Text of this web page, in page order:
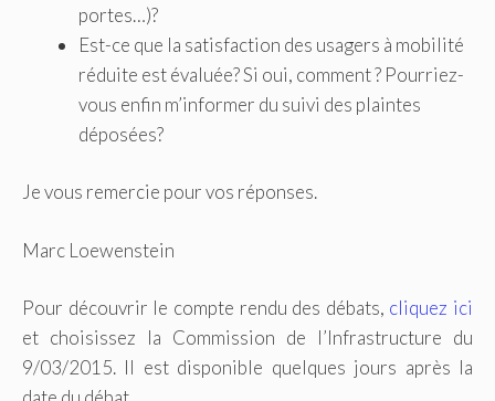
portes…)?
Est-ce que la satisfaction des usagers à mobilité
réduite est évaluée? Si oui, comment ? Pourriez-
vous enfin m’informer du suivi des plaintes
déposées?
Je vous remercie pour vos réponses.
Marc Loewenstein
Pour découvrir le compte rendu des débats, cliquez ici
et choisissez la Commission de l’Infrastructure du
9/03/2015. Il est disponible quelques jours après la